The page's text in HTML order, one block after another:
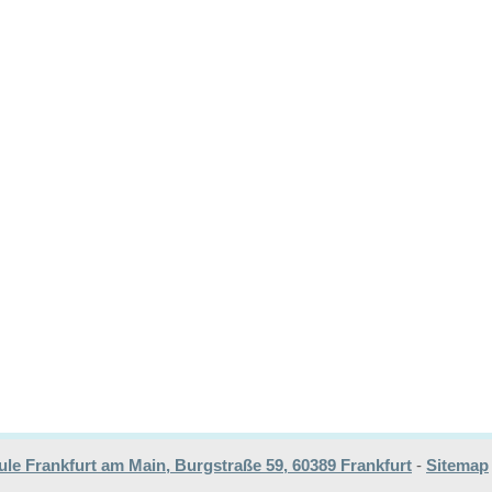
Frankfurt am Main, Burgstraße 59, 60389 Frankfurt - Sitemap